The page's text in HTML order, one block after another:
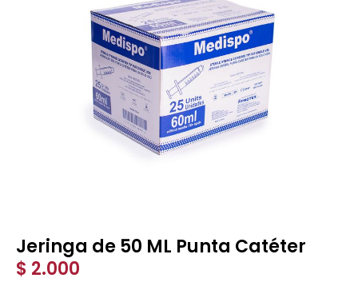
Jeringa de 50 ML Punta Catéter
$ 2.000